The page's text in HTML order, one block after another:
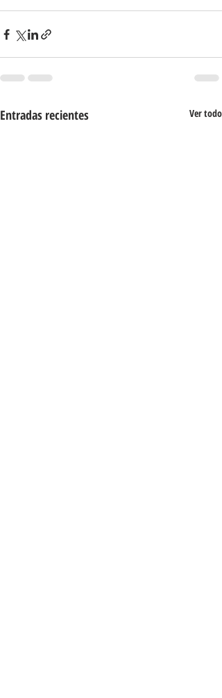
Entradas recientes Ver todo